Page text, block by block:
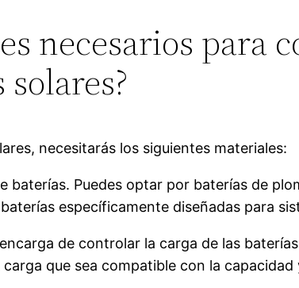
necesarios para
necesitarás los siguientes materiales:
baterías. Puedes optar por baterías de
específicamente diseñadas para
de controlar la carga de las
que sea compatible con la